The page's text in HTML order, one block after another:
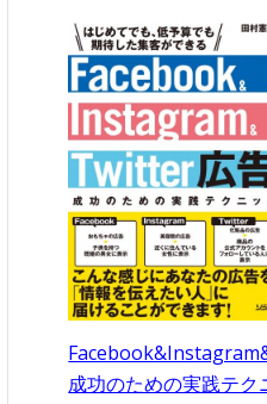
成功のための実践テク